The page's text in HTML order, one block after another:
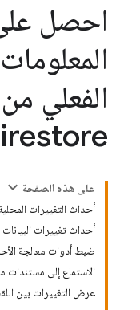
احصل
على هذه الصفحة
أحداث التغييرات
أحداث تغييرات
ضبط أدوات معالجة
الاستماع إلى
عرض التغييرات بين